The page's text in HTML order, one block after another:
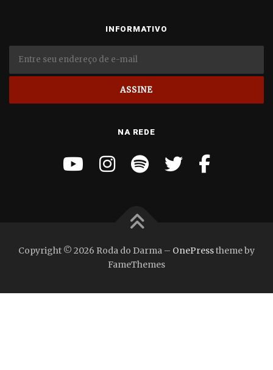
INFORMATIVO
NA REDE
Copyright © 2026 Roda do Darma – OnePresstheme by
FameThemes